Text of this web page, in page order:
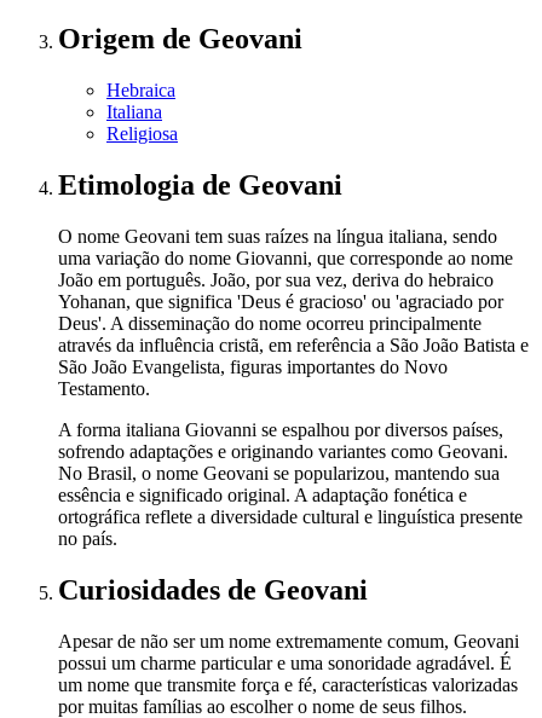
Origem de Geovani
Hebraica
Italiana
Religiosa
Etimologia de Geovani
O nome Geovani tem suas raízes na língua italiana, sendo
uma variação do nome Giovanni, que corresponde ao nome
João em português. João, por sua vez, deriva do hebraico
Yohanan, que significa 'Deus é gracioso' ou 'agraciado por
Deus'. A disseminação do nome ocorreu principalmente
através da influência cristã, em referência a São João Batista e
São João Evangelista, figuras importantes do Novo
Testamento.
A forma italiana Giovanni se espalhou por diversos países,
sofrendo adaptações e originando variantes como Geovani.
No Brasil, o nome Geovani se popularizou, mantendo sua
essência e significado original. A adaptação fonética e
ortográfica reflete a diversidade cultural e linguística presente
no país.
Curiosidades de Geovani
Apesar de não ser um nome extremamente comum, Geovani
possui um charme particular e uma sonoridade agradável. É
um nome que transmite força e fé, características valorizadas
por muitas famílias ao escolher o nome de seus filhos.